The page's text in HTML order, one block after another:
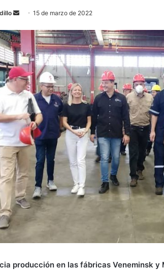
Send
email
15 de marzo de 2022
producción en las fábricas Veneminsk y